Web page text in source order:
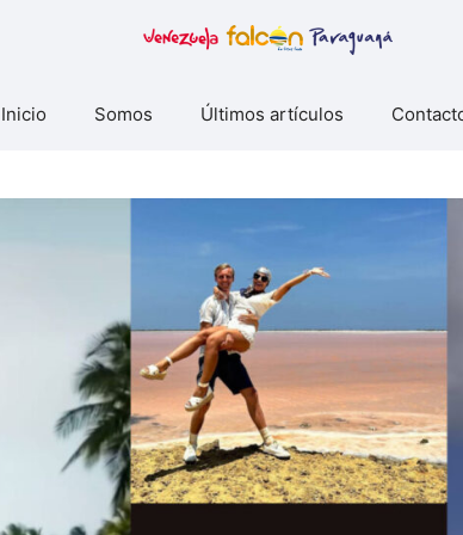
Inicio Somos Últimos artículos